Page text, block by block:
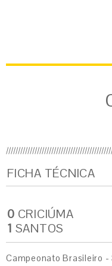
FICHA TÉCNICA
0 CRICIÚMA
1 SANTOS
Campeonato Brasileiro -